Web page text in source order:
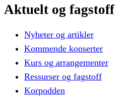
Aktuelt og fagstoff
Nyheter og artikler
Kommende konserter
Kurs og arrangementer
Ressurser og fagstoff
Korpodden